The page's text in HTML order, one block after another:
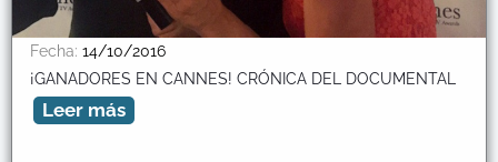
Fecha: 14/10/2016
¡GANADORES EN CANNES! CRÓNICA DEL DOCUMENTAL
Leer más